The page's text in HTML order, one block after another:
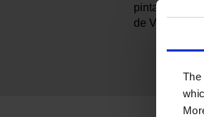
The
pintada a
de Van Gogh.